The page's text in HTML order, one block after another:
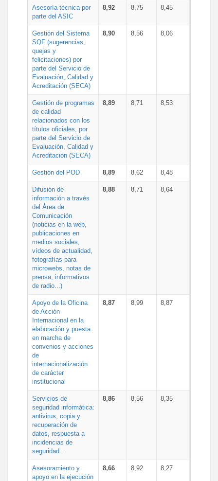
Asesoría técnica por
parte del ASIC
8,92 8,75 8,45
Gestión del Sistema
SQF (sugerencias,
quejas y
felicitaciones) por
parte del Servicio de
Evaluación, Calidad y
Acreditación (SECA)
8,90 8,56 8,06
Gestión de programas
de calidad
relacionados con los
títulos oficiales, por
parte del Servicio de
Evaluación, Calidad y
Acreditación (SECA)
8,89 8,71 8,53
Gestión del POD 8,89 8,62 8,48
Difusión de
información a través
del Área de
Comunicación
(noticias en la web,
publicaciones en
medios sociales,
vídeos de actualidad,
fotografías para
microwebs, notas de
prensa, informativos
de radio...)
8,88 8,71 8,64
Apoyo de la Oficina
de Acción
Internacional en la
elaboración y puesta
en marcha de
convenios y acciones
de
internacionalización
de carácter
institucional
8,87 8,99 8,87
Servicios de
seguridad informática:
antivirus, copia y
recuperación de
datos, respuesta a
incidencias de
seguridad...
8,86 8,56 8,35
Asesoramiento y
apoyo en la ejecución
8,66 8,92 8,27